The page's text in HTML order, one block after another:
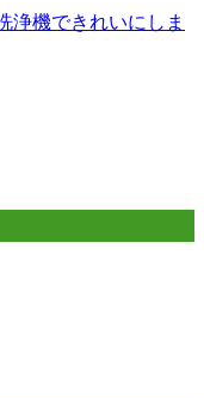
浄機できれいにしま